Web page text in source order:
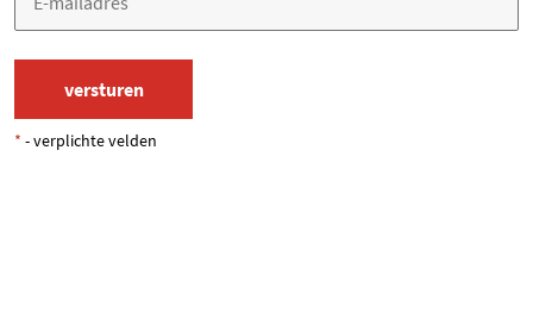
* - verplichte velden